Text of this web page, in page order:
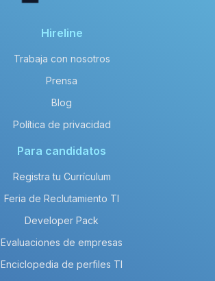
Hireline
Trabaja con nosotros
Prensa
Blog
Política de privacidad
Para candidatos
Registra tu Currículum
Feria de Reclutamiento TI
Developer Pack
Evaluaciones de empresas
Enciclopedia de perfiles TI